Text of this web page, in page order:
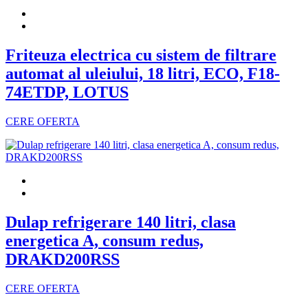
Friteuza electrica cu sistem de filtrare
automat al uleiului, 18 litri, ECO, F18-
74ETDP, LOTUS
CERE OFERTA
Dulap refrigerare 140 litri, clasa
energetica A, consum redus,
DRAKD200RSS
CERE OFERTA